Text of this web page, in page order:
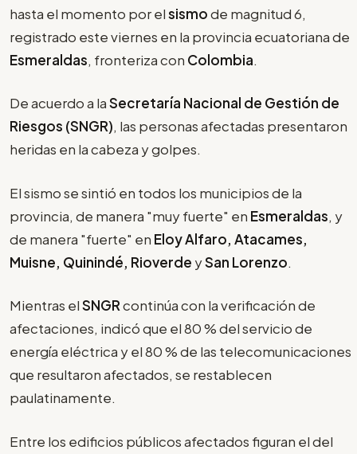
hasta el momento por elsismode magnitud 6,
registrado este viernes en la provincia ecuatoriana de
Esmeraldas, fronteriza con Colombia.
De acuerdo a laSecretaría Nacional de Gestión de
Riesgos (SNGR), las personas afectadas presentaron
heridas en la cabeza y golpes.
El sismo se sintió en todos los municipios de la
provincia, de manera "muy fuerte" en Esmeraldas, y
de manera "fuerte" en Eloy Alfaro, Atacames,
Muisne, Quinindé, Rioverde ySan Lorenzo.
Mientras elSNGRcontinúa con la verificación de
afectaciones, indicó que el 80 % del servicio de
energía eléctrica y el 80 % de las telecomunicaciones
que resultaron afectados, se restablecen
paulatinamente.
Entre los edificios públicos afectados figuran el del